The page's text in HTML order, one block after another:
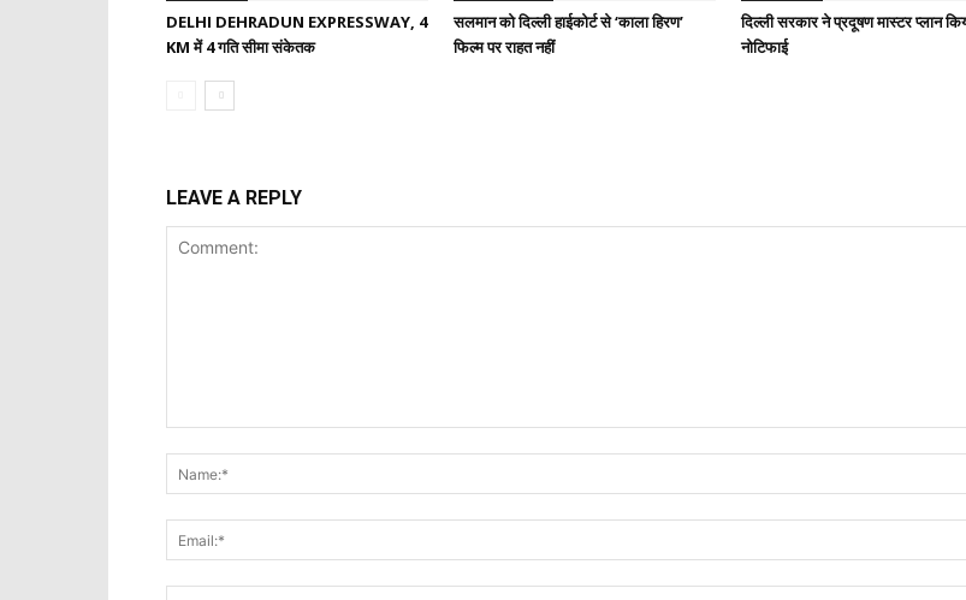
DELHI DEHRADUN EXPRESSWAY, 4
KM में 4 गति सीमा संकेतक
सलमान को दिल्ली हाईकोर्ट से ‘काला हिरण’
फिल्म पर राहत नहीं
दिल्ली सरकार ने प्रदूषण मास्टर प्लान
नोटिफाई
LEAVE A REPLY